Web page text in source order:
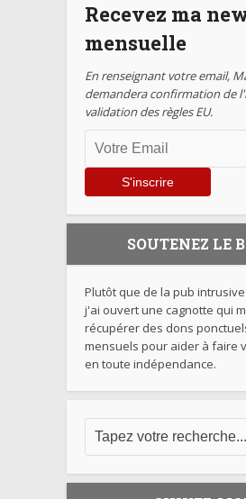
Recevez ma
mensuelle
En renseignant votre email,
demandera confirmation de
validation des règles EU.
SOUTENEZ LE
Plutôt que de la pub
j'ai ouvert une cagnotte qui
récupérer des dons
mensuels pour aider à faire
en toute indépendance.